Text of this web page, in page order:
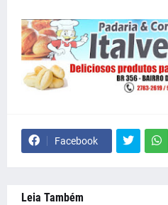
Facebook
Leia Também